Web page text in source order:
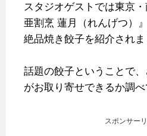
スタジオゲストでは東京
亜割烹 蓮月（れんげつ）
絶品焼き餃子を紹介されま
話題の餃子ということで
がお取り寄せできるか調べ
スポンサー